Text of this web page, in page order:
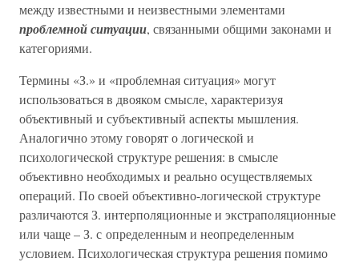
между известными и неизвестными элементами
проблемной ситуации, связанными общими законами и
категориями.
Термины «З.» и «проблемная ситуация» могут
использоваться в двояком смысле, характеризуя
объективный и субъективный аспекты мышления.
Аналогично этому говорят о логической и
психологической структуре решения: в смысле
объективно необходимых и реально осуществляемых
операций. По своей объективно-логической структуре
различаются З. интерполяционные и экстраполяционные
или чаще – З. с определенным и неопределенным
условием. Психологическая структура решения помимо